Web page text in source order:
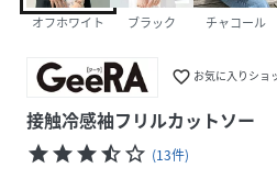
オフホワイト ブラック チャコール
favorite_border お気に入りショ
接触冷感袖フリルカットソー
starstarstarstar_halfstar_border (13件)